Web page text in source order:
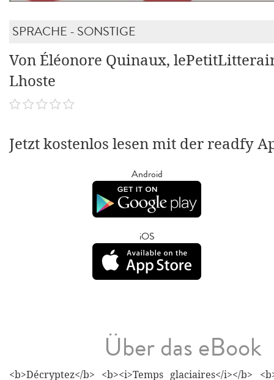
SPRACHE - SONSTIGE
Von Éléonore Quinaux,
Lhoste
Jetzt kostenlos lesen mit der readfy
Android
iOS
Über das eBook
<b>Décryptez</b> <b><i>Temps glaciaires</i></b>